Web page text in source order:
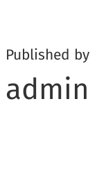
Published by
admin